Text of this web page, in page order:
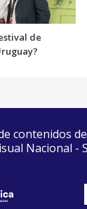
de
contenidos
Nacional -